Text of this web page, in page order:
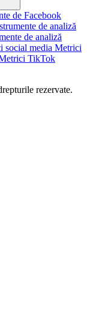
de Facebook
de analiză
de analiză
social media Metrici
TikTok
rezervate.